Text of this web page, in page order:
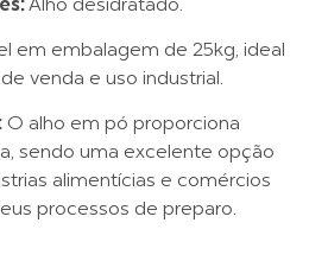
Alho desidratado.
em embalagem de 25kg, ideal
venda e uso industrial.
O alho em pó proporciona
sendo uma excelente opção
alimentícias e comércios
processos de preparo.